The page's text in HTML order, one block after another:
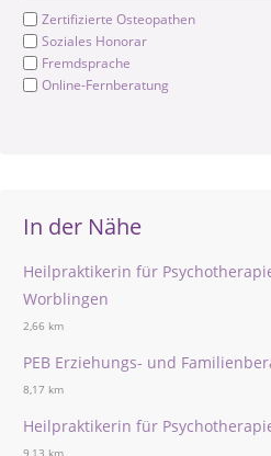
Zertifizierte Osteopathen
Soziales Honorar
Fremdsprache
Online-Fernberatung
In der Nähe
Heilpraktikerin für
Worblingen
2,66 km
PEB Erziehungs- und
8,17 km
Heilpraktikerin für